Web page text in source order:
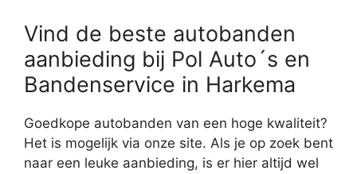
Vind de beste autobanden
aanbieding bij Pol Auto´s en
Bandenservice in Harkema
Goedkope autobanden van een hoge kwaliteit?
Het is mogelijk via onze site. Als je op zoek bent
naar een leuke aanbieding, is er hier altijd wel